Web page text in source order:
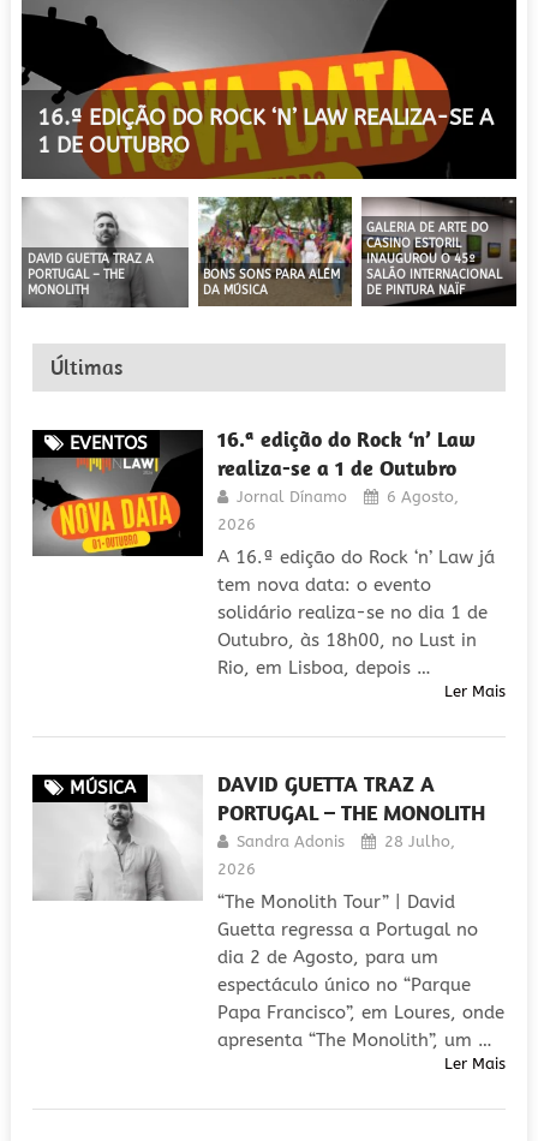
16.ª EDIÇÃO DO ROCK ‘N’ LAW REALIZA-SE A
1 DE OUTUBRO
DAVID GUETTA TRAZ A
PORTUGAL – THE
MONOLITH
GALERIA DE ARTE DO
CASINO ESTORIL
INAUGUROU O 45º
SALÃO INTERNACIONAL
DE PINTURA NAÏF
BONS SONS PARA ALÉM
DA MÚSICA
Últimas
EVENTOS
16.ª edição do Rock ‘n’ Law
realiza-se a 1 de Outubro
Jornal Dínamo
6 Agosto,
2026
A 16.ª edição do Rock ‘n’ Law já
tem nova data: o evento
solidário realiza-se no dia 1 de
Outubro, às 18h00, no Lust in
Rio, em Lisboa, depois …
Ler Mais
MÚSICA
DAVID GUETTA TRAZ A
PORTUGAL – THE MONOLITH
Sandra Adonis
28 Julho,
2026
“The Monolith Tour” | David
Guetta regressa a Portugal no
dia 2 de Agosto, para um
espectáculo único no “Parque
Papa Francisco”, em Loures, onde
apresenta “The Monolith”, um …
Ler Mais